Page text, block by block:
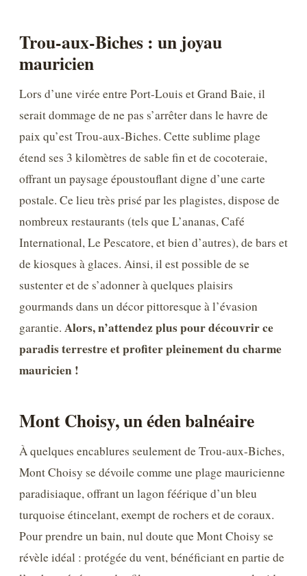
Trou-aux-Biches : un joyau
mauricien
Lors d’une virée entre Port-Louis et Grand Baie, il
serait dommage de ne pas s’arrêter dans le havre de
paix qu’est Trou-aux-Biches. Cette sublime plage
étend ses 3 kilomètres de sable fin et de cocoteraie,
offrant un paysage époustouflant digne d’une carte
postale. Ce lieu très prisé par les plagistes, dispose de
nombreux restaurants (tels que L’ananas, Café
International, Le Pescatore, et bien d’autres), de bars et
de kiosques à glaces. Ainsi, il est possible de se
sustenter et de s’adonner à quelques plaisirs
gourmands dans un décor pittoresque à l’évasion
garantie. Alors, n’attendez plus pour découvrir ce
paradis terrestre et profiter pleinement du charme
mauricien !
Mont Choisy, un éden balnéaire
À quelques encablures seulement de Trou-aux-Biches,
Mont Choisy se dévoile comme une plage mauricienne
paradisiaque, offrant un lagon féérique d’un bleu
turquoise étincelant, exempt de rochers et de coraux.
Pour prendre un bain, nul doute que Mont Choisy se
révèle idéal : protégée du vent, bénéficiant en partie de